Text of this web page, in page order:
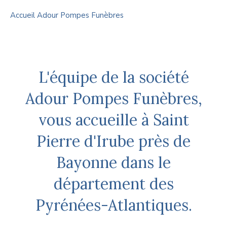
Accueil Adour Pompes Funèbres
L'équipe de la société
Adour Pompes Funèbres,
vous accueille à Saint
Pierre d'Irube près de
Bayonne dans le
département des
Pyrénées-Atlantiques.